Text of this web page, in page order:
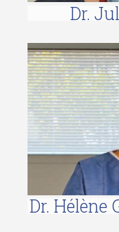
Dr.
Dr. Hélène